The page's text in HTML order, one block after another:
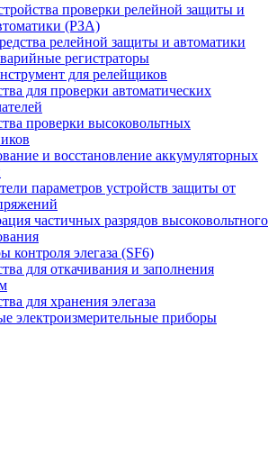
проверки релейной защиты и
(РЗА)
релейной защиты и автоматики
регистраторы
для релейщиков
для проверки автоматических
проверки высоковольтных
и восстановление аккумуляторных
параметров устройств защиты от
частичных разрядов высоковольтного
контроля элегаза (SF6)
для откачивания и заполнения
для хранения элегаза
электроизмерительные приборы